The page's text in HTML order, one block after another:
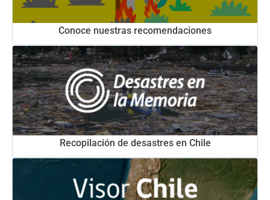
Conoce nuestras recomendaciones
Recopilación de desastres en Chile